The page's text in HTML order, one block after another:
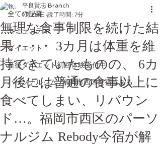
全ての記事
コミュニティ
ダイエット
産後ダイエット初回体験受付中
パーソナルジム /福岡市西区今宿にある
無理な食事制限を続けた結
果・・・ 3カ月は体重を維
持できていたものの、 6カ
月後には普通の食事以上に
食べてしまい、リバウン
ド…。福岡市西区のパーソ
ナルジム Rebody今宿が解
平良賢志 Branch
1月29日 読了時間: 7分